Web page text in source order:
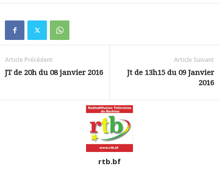
Article Précédent
JT de 20h du 08 janvier 2016
Article Suivant
Jt de 13h15 du 09 Janvier
2016
rtb.bf